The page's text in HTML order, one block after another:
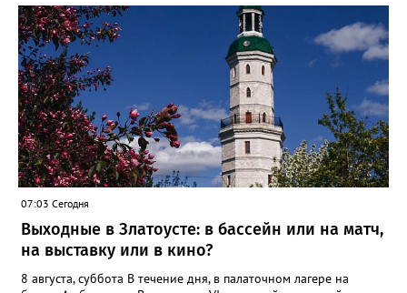
07:03 Сегодня
Выходные в Златоусте: в бассейн или на матч,
на выставку или в кино?
8 августа, суббота В течение дня, в палаточном лагере на